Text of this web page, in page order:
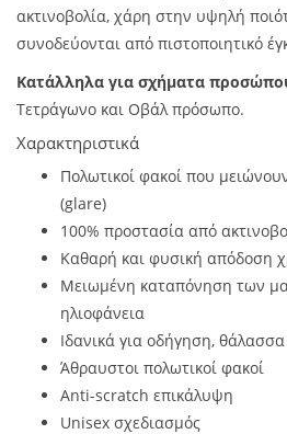
ακτινοβολία, χάρη στην υψηλή
συνοδεύονται από πιστοποιητικό
Κατάλληλα για σχήματα
Τετράγωνο και Οβάλ πρόσωπο.
Χαρακτηριστικά
Πολωτικοί φακοί που
(glare)
100% προστασία από
Καθαρή και φυσική απόδοση
Μειωμένη καταπόνηση των
ηλιοφάνεια
Ιδανικά για οδήγηση,
Άθραυστοι πολωτικοί φακοί
Anti-scratch επικάλυψη
Unisex σχεδιασμός